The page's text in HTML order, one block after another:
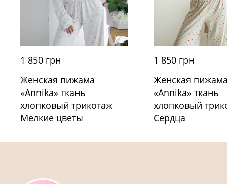
1 850 грн
Женская пижама
«Annika» ткань
хлопковый трикотаж
Мелкие цветы
1 850 грн
Женская
«Annika» ткань
хлопковый
Сердца